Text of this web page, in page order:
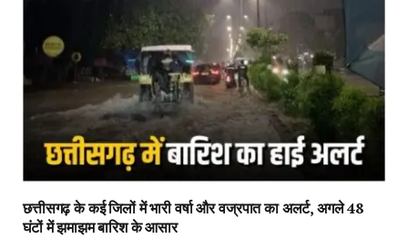
छत्तीसगढ़ के कई जिलों में भारी वर्षा और वज्रपात का अलर्ट, अगले 48
घंटों में झमाझम बारिश के आसार